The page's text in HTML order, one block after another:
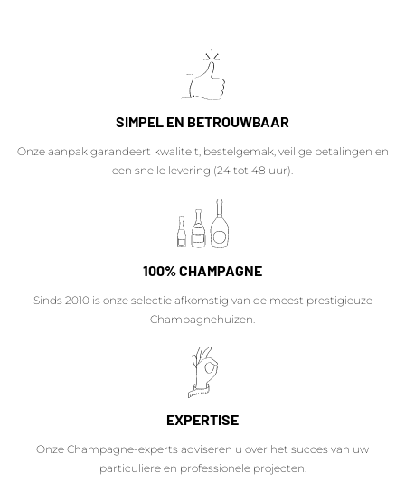
SIMPEL EN BETROUWBAAR
Onze aanpak garandeert kwaliteit, bestelgemak, veilige betalingen en
een snelle levering (24 tot 48 uur).
100% CHAMPAGNE
Sinds 2010 is onze selectie afkomstig van de meest prestigieuze
Champagnehuizen.
EXPERTISE
Onze Champagne-experts adviseren u over het succes van uw
particuliere en professionele projecten.